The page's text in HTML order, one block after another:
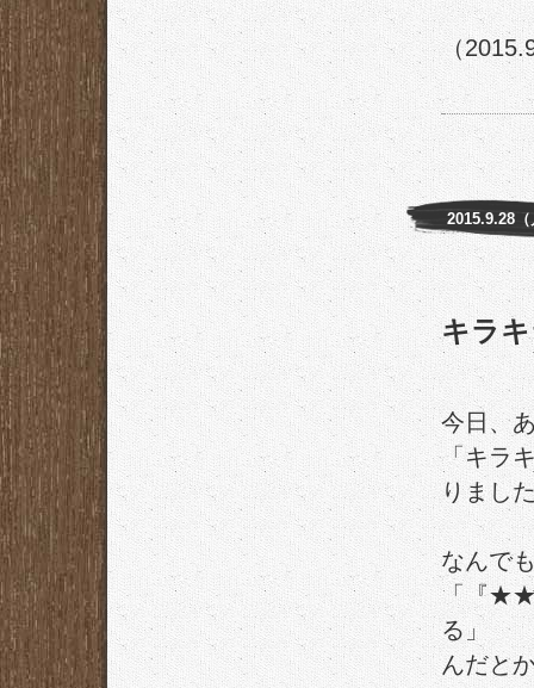
（
2015.9.28（
キラ
今日、
「キラ
りまし
なんで
「『★★
る」
んだと